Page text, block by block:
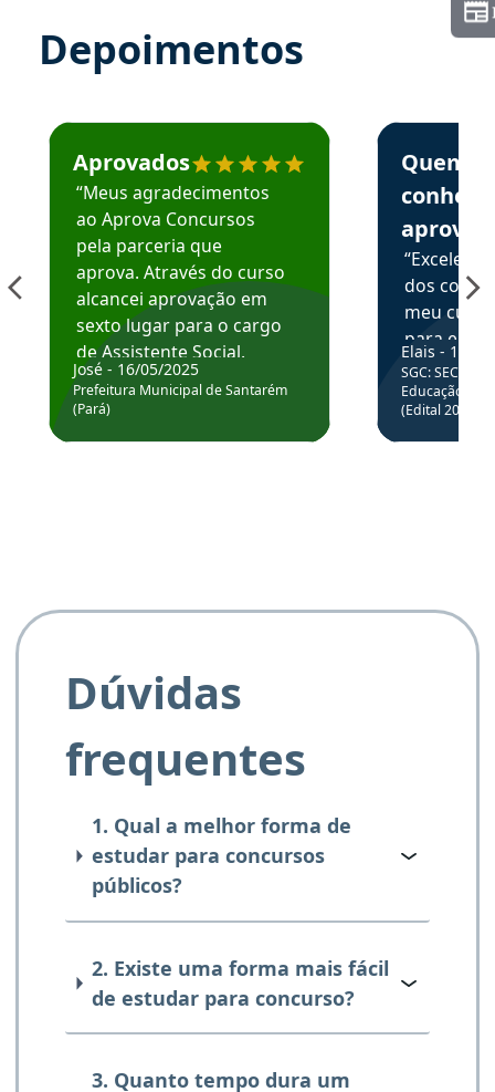
Depoimentos
Estudante José recomenda o Aprova Concursos em
Aprovados
“Meus agradecimentos
ao Aprova Concursos
pela parceria que
aprova. Através do curso
alcancei aprovação em
sexto lugar para o cargo
de Assistente Social.
Hoje estou atuando na
Prefeitura de Santarém.
José - 16/05/2025
Prefeitura Municipal de Santarém
(Pará)
Estudante
Quem
aprova
dos
meu
para
colocar
através
de
Elais - 15/
SGC: SEC BA
Educação
(Edital
Dúvidas
frequentes
1. Qual a melhor forma de
estudar para concursos
públicos?
2. Existe uma forma mais fácil
de estudar para concurso?
3. Quanto tempo dura um